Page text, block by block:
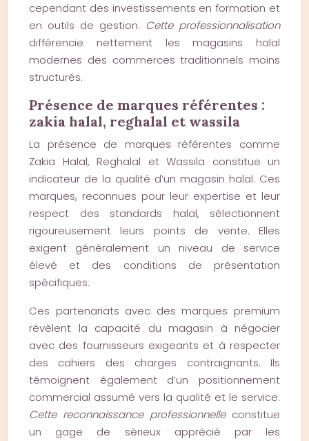
cependant des investissements en formation et
en outils de gestion. Cette professionnalisation
différencie nettement les magasins halal
modernes des commerces traditionnels moins
structurés.
Présence de marques référentes :
zakia halal, reghalal et wassila
La présence de marques référentes comme
Zakia Halal, Reghalal et Wassila constitue un
indicateur de la qualité d’un magasin halal. Ces
marques, reconnues pour leur expertise et leur
respect des standards halal, sélectionnent
rigoureusement leurs points de vente. Elles
exigent généralement un niveau de service
élevé et des conditions de présentation
spécifiques.
Ces partenariats avec des marques premium
révèlent la capacité du magasin à négocier
avec des fournisseurs exigeants et à respecter
des cahiers des charges contraignants. Ils
témoignent également d’un positionnement
commercial assumé vers la qualité et le service.
Cette reconnaissance professionnelle constitue
un gage de sérieux apprécié par les